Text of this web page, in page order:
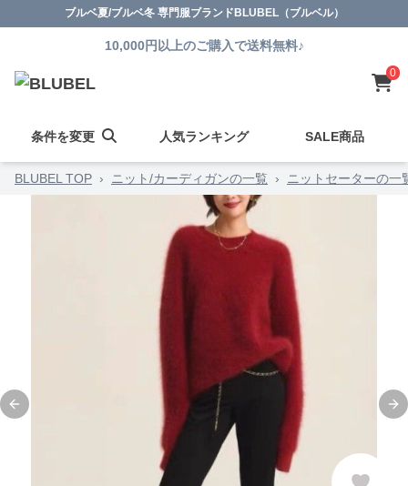
ブルベ夏/ブルベ冬 専門服ブランドBLUBEL（ブルベル）
10,000円以上のご購入で送料無料♪
0
条件を変更 人気ランキング SALE商品
BLUBEL TOP › ニット/カーディガンの一覧 › ニットセーターの一
Previous slide